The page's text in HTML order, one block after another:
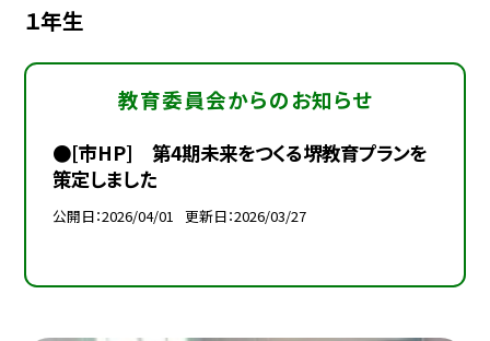
１年生
教育委員会からのお知らせ
●[市HP] 第4期未来をつくる堺教育プランを
策定しました
公開日 2026/04/01 更新日 2026/03/27